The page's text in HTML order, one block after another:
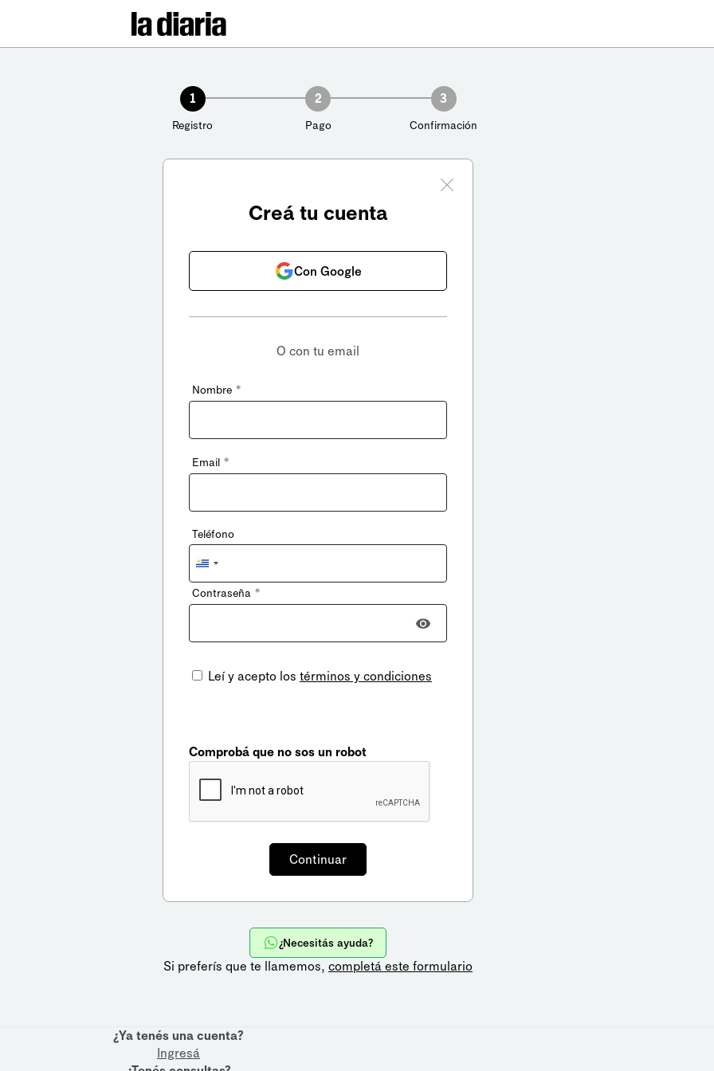
1
Registro
2
Pago
3
Confirmación
Creá tu cuenta
Con Google
O con tu email
Nombre *
Email *
Teléfono
Uruguay
+598
Contraseña *
Leí y acepto los términos y condiciones
Comprobá que no sos un robot
¿Necesitás ayuda?
Si preferís que te llamemos, completá este formulario
¿Ya tenés una cuenta?
Ingresá